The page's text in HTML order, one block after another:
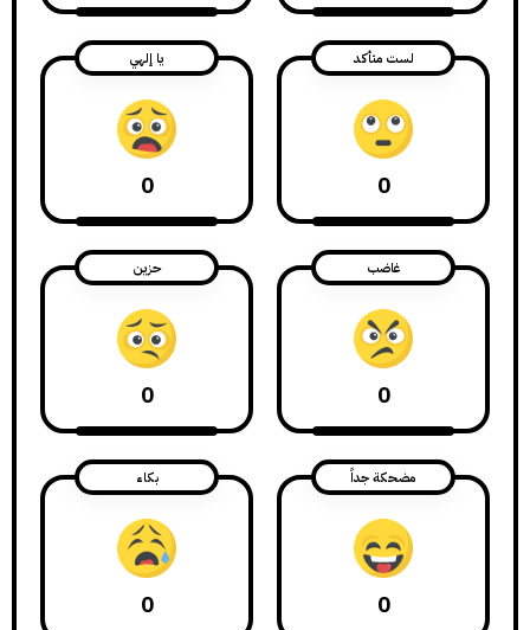
لست متأكد
0
يا إلهي
0
غاضب
0
حزين
0
مضحكة جداً
0
بكاء
0